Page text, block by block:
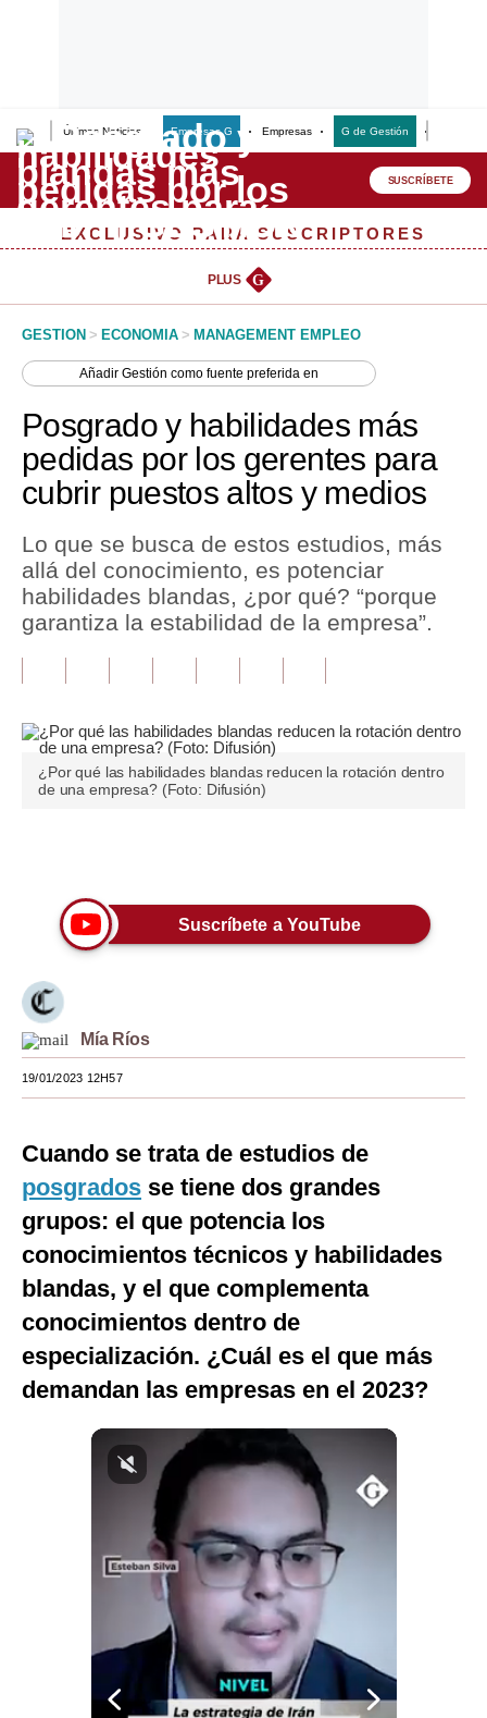
Últimas Noticias Empresas G Empresas G de Gestión
Lo último
Peru Quiosco
Management & Empleo
Perú
Política
Finanzas Personales
Inmobiliarias
Plus G
Editorial
Pregunta de hoy
Lujo
Moda
Estilos
Mundo
México
España
Internacional
Tecnología
Club del Suscriptor
Mix
G de Gestión
Notas Contratadas
Fotogalerías
SUSCRÍBETE
EXCLUSIVO PARA SUSCRIPTORES
PLUS G
GESTION > ECONOMIA > MANAGEMENT EMPLEO
AñadirGestión como fuente preferida en
Posgrado y habilidades más
pedidas por los gerentes para
cubrir puestos altos y medios
Lo que se busca de estos estudios, más
allá del conocimiento, es potenciar
habilidades blandas, ¿por qué? “porque
garantiza la estabilidad de la empresa”.
¿Por qué las habilidades blandas reducen la rotación dentro
de una empresa? (Foto: Difusión)
Suscríbete a YouTube
Mía Ríos
19/01/2023 12H57
Cuando se trata de estudios de
posgrados se tiene dos grandes
grupos: el que potencia los
conocimientos técnicos y habilidades
blandas, y el que complementa
conocimientos dentro de
especialización. ¿Cuál es el que más
demandan las empresas en el 2023?